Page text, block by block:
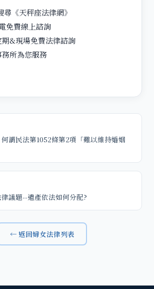
《天秤座法律網》
免費線上諮詢
&現場免費法律諮詢
所為您服務
謂民法第1052條第2項「難以維持婚姻
議題--遺產依法如何分配?
← 返回婦女法律列表